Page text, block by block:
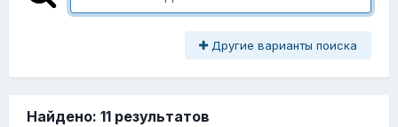
Другие варианты поиска
Найдено: 11 результатов